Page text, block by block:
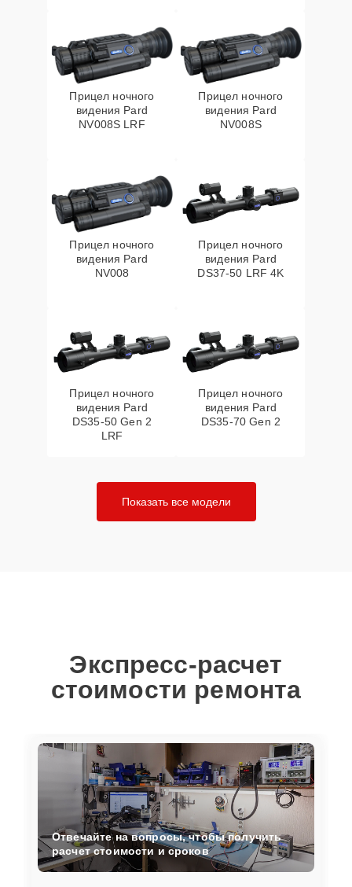
Прицел ночного
видения Pard
NV008S LRF
Прицел ночного
видения Pard
NV008S
Прицел ночного
видения Pard
NV008
Прицел ночного
видения Pard
DS37-50 LRF 4K
Прицел ночного
видения Pard
DS35-50 Gen 2
LRF
Прицел ночного
видения Pard
DS35-70 Gen 2
Показать все модели
Экспресс-расчет
стоимости ремонта
Отвечайте на вопросы, чтобы получить
расчет стоимости и сроков